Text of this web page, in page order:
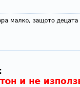
малко, защото децата
и не